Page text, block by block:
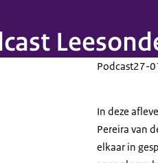
Podcast27-
In deze
Pereira van
elkaar in